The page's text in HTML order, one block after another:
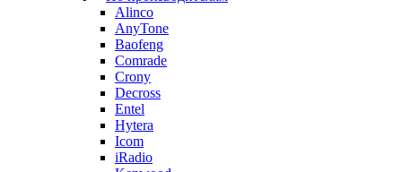
Alinco
AnyTone
Baofeng
Comrade
Crony
Decross
Entel
Hytera
Icom
iRadio